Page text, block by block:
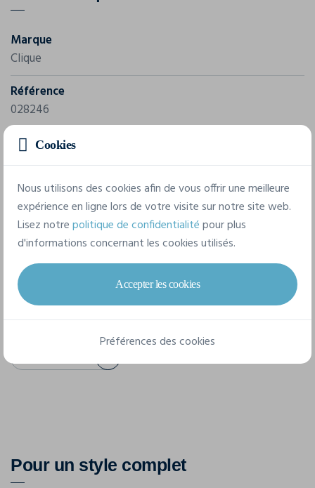
Marque
Clique
Référence
028246
Composition
100% Coton peigné (Ash [92] 99% coton, 1% viscose, grey
melange [95] 85% coton, 15% viscose, antracite melange
60% coton, 40% polyester).
6 tailles disponibles
XS
Pour un style complet
Cookies
Nous utilisons des cookies afin de vous offrir une meilleure
expérience en ligne lors de votre visite sur notre site web.
Lisez notrepolitique de confidentialitépour plus
d'informations concernant les cookies utilisés.
Accepter les cookies
Préférences des cookies